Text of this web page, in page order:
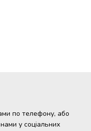
по телефону, або
у соціальних